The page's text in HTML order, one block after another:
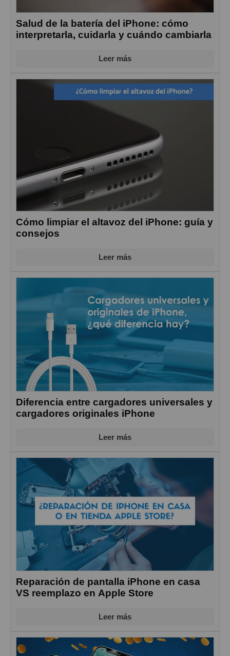
Salud de la batería del iPhone: cómo
interpretarla, cuidarla y cuándo cambiarla
Leer más
Cómo limpiar el altavoz del iPhone: guía y
consejos
Leer más
Diferencia entre cargadores universales y
cargadores originales iPhone
Leer más
Reparación de pantalla iPhone en casa
VS reemplazo en Apple Store
Leer más